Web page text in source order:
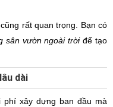
rất quan trọng. Bạn có
sân vườn ngoài trờiđể tạo
dài
phí xây dựng ban đầu mà